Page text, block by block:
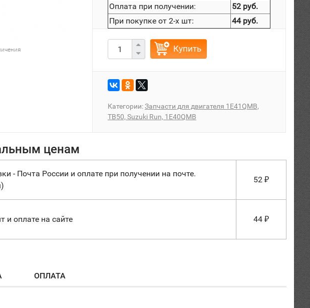
Оплата при получении:
52 руб.
При покупке от 2-х шт:
44 руб.
Купить
Категории:Запчасти для двигателя 1E41QMB,
TB50, Suzuki Run, 1E40QMB
ценам
- Почта России и оплате при получении на почте.
52 ₽
и оплате на сайте 44 ₽
ОПЛАТА